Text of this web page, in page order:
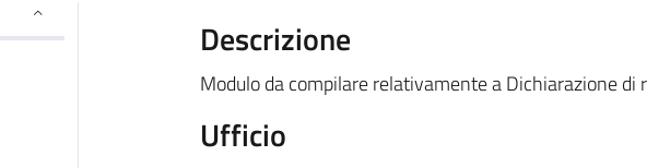
Descrizione
Modulo da compilare relativamente a Dichiarazione di
Ufficio